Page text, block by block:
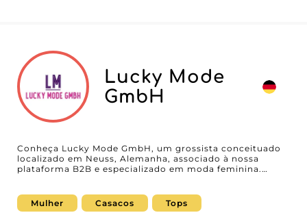
Lucky Mode
GmbH
Conheça Lucky Mode GmbH, um grossista conceituado
localizado em Neuss, Alemanha, associado à nossa
plataforma B2B e especializado em moda feminina.
casacos, tops, calças, denim, vestidos e moda modesta,
destinada a revendedores ambiciosos que desejam
Mulher Casacos Tops